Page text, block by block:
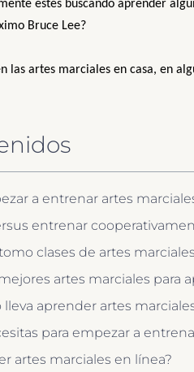
estés buscando aprender
Bruce Lee?
las artes marciales en casa, en
a entrenar artes
entrenar
clases de artes
artes marciales para
aprender artes
para empezar a
artes marciales en línea?